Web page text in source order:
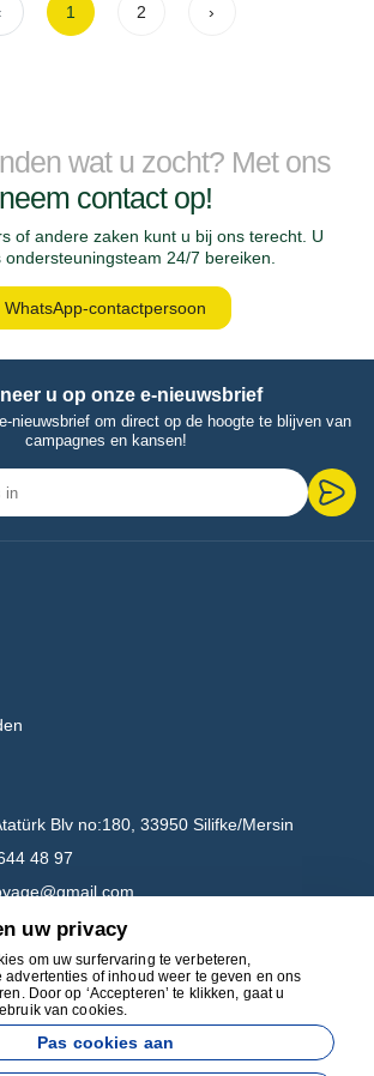
1 2 ›
wat u zocht? Met ons
neem contact op!
of andere zaken kunt u bij ons terecht. U
ondersteuningsteam 24/7 bereiken.
WhatsApp-contactpersoon
u op onze e-nieuwsbrief
nieuwsbrief om direct op de hoogte te blijven van
campagnes en kansen!
Blv no:180, 33950 Silifke/Mersin
48 97
uw privacy
om uw surfervaring te verbeteren,
of inhoud weer te geven en ons
Door op ‘Accepteren’ te klikken, gaat u
van cookies.
Pas cookies aan